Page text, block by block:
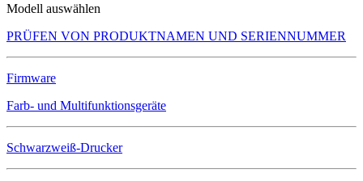
Modell auswählen
PRÜFEN VON PRODUKTNAMEN UND SERIENNUMMER
Firmware
Farb- und Multifunktionsgeräte
Schwarzweiß-Drucker